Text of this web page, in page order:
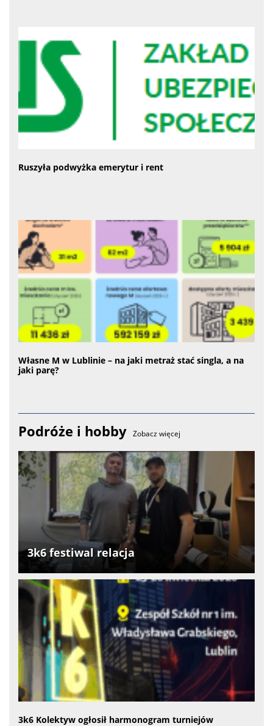
Ruszyła podwyżka emerytur i rent
Własne M w Lublinie – na jaki metraż stać singla, a na
jaki parę?
Podróże i hobby Zobacz więcej
3k6 festiwal relacja
3k6 Kolektyw ogłosił harmonogram turniejów